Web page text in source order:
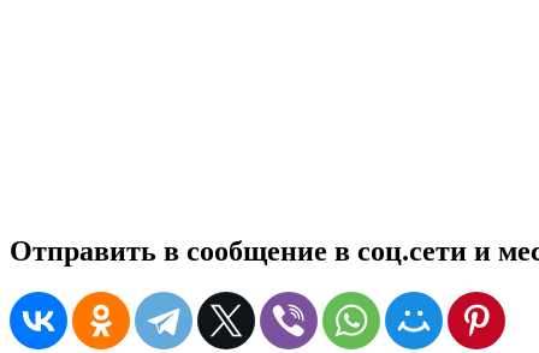
Отправить в сообщение в соц.сети и